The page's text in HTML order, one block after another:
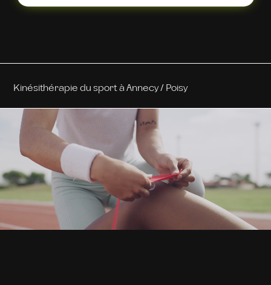
Kinésithérapie du sport à Annecy / Poisy